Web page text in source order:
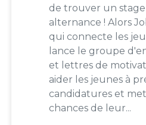
de trouver un
alternance ! Alors
qui connecte les
lance le groupe
et lettres de
aider les jeunes à
candidatures et
chances de leur...